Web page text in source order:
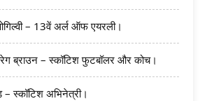
– 13वें अर्ल ऑफ एयरली।
ब्राउन – स्कॉटिश फुटबॉलर और कोच।
स्कॉटिश अभिनेत्री।